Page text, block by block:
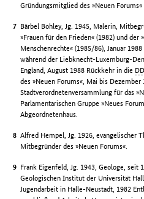
Gründungsmitglied des »Neuen
Bärbel Bohley, Jg. 1945, Malerin,
»Frauen für den Frieden« (1982) und der
Menschenrechte« (1985/86), Januar
während der Liebknecht-Luxemburg-
England, August 1988 Rückkehr in die
des »Neuen Forums«, Mai bis
Stadtverordnetenversammlung für das
Parlamentarischen Gruppe »Neues
Abgeordnetenhaus.
Alfred Hempel, Jg. 1926, evangelischer
Mitbegründer des »Neuen Forums«.
Frank Eigenfeld, Jg. 1943, Geologe, seit
Geologischen Institut der Universität
Jugendarbeit in Halle-Neustadt, 1982